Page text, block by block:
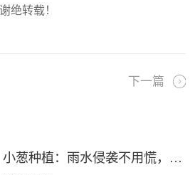
绝转载！
下一篇
小葱种植：雨水侵袭不用慌，四招稳住小葱产量